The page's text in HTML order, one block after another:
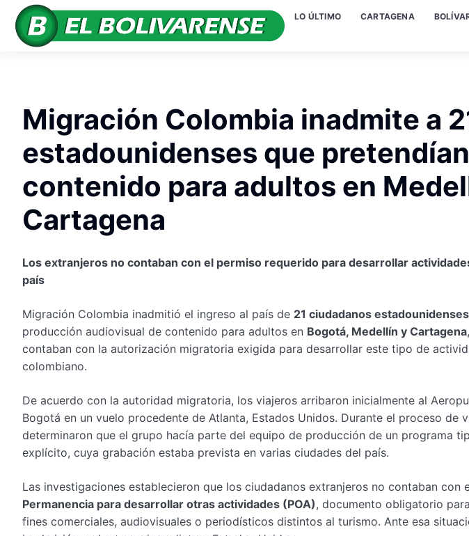
LO ÚLTIMO CARTAGENA
Migración Colombia inadmite a
estadounidenses que
contenido para adultos en
Cartagena
Los extranjeros no contaban con el permiso requerido para desarrollar
país
Migración Colombia inadmitió el ingreso al país de 21 ciudadanos estadounidenses
producción audiovisual de contenido para adultos en Bogotá, Medellín y Cartagena
contaban con la autorización migratoria exigida para desarrollar este tipo de
colombiano.
De acuerdo con la autoridad migratoria, los viajeros arribaron inicialmente al
Bogotá en un vuelo procedente de Atlanta, Estados Unidos. Durante el proceso de
determinaron que el grupo hacía parte del equipo de producción de un programa
explícito, cuya grabación estaba prevista en varias ciudades del país.
Las investigaciones establecieron que los ciudadanos extranjeros no contaban con
Permanencia para desarrollar otras actividades (POA), documento obligatorio
fines comerciales, audiovisuales o periodísticos distintos al turismo. Ante esa